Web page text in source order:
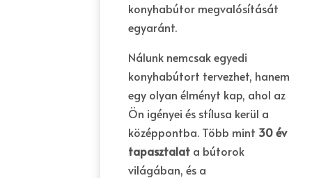
konyhabútor megvalósítását
egyaránt.
Nálunk nemcsak egyedi
konyhabútort tervezhet, hanem
egy olyan élményt kap, ahol az
Ön igényei és stílusa kerül a
középpontba. Több mint 30 év
tapasztalat a bútorok
világában, és a